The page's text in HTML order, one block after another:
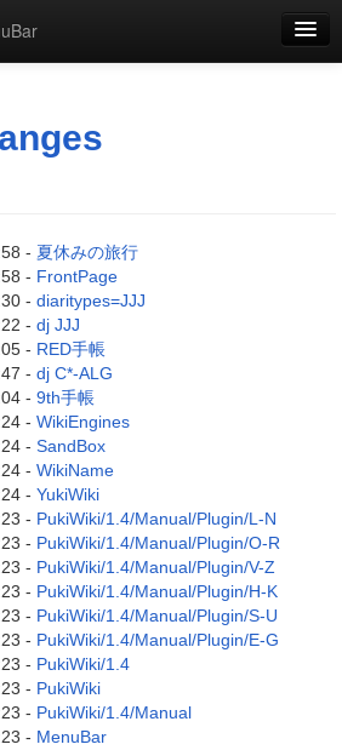
- 夏休みの旅行
- FrontPage
- diaritypes=JJJ
- dj JJJ
- RED手帳
- dj C*-ALG
- 9th手帳
- WikiEngines
- SandBox
- WikiName
- YukiWiki
- PukiWiki/1.4/Manual/Plugin/L-N
- PukiWiki/1.4/Manual/Plugin/O-R
- PukiWiki/1.4/Manual/Plugin/V-Z
- PukiWiki/1.4/Manual/Plugin/H-K
- PukiWiki/1.4/Manual/Plugin/S-U
- PukiWiki/1.4/Manual/Plugin/E-G
- PukiWiki/1.4
- PukiWiki
- PukiWiki/1.4/Manual
- MenuBar